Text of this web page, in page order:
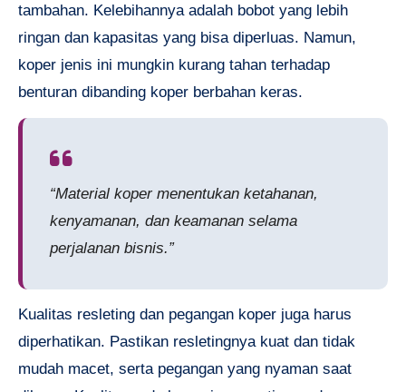
tambahan. Kelebihannya adalah bobot yang lebih
ringan dan kapasitas yang bisa diperluas. Namun,
koper jenis ini mungkin kurang tahan terhadap
benturan dibanding koper berbahan keras.
“Material koper menentukan ketahanan,
kenyamanan, dan keamanan selama
perjalanan bisnis.”
Kualitas resleting dan pegangan koper juga harus
diperhatikan. Pastikan resletingnya kuat dan tidak
mudah macet, serta pegangan yang nyaman saat